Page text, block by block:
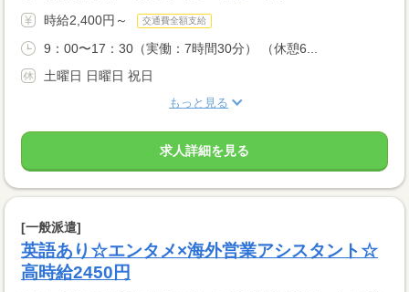
時給2,400円～ 交通費全額支給
9：00〜17：30（実働：7時間30分） （休憩6...
土曜日 日曜日 祝日
もっと見る
求人詳細を見る
[一般派遣]
英語あり☆エンタメ×海外営業アシスタント☆
高時給2450円